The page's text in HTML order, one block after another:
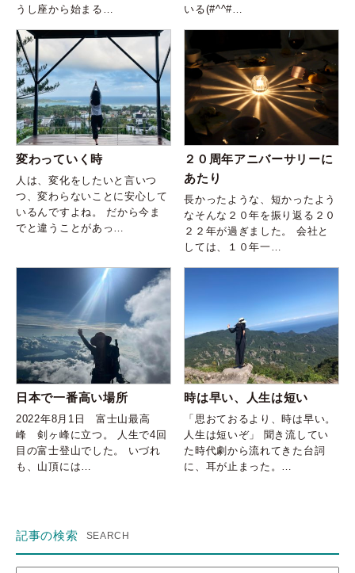
うし座から始まる…
いる(#^^#…
変わっていく時
人は、変化をしたいと言いつ
つ、変わらないことに安心して
いるんですよね。 だから今ま
でと違うことがあっ…
２０周年アニバーサリーに
あたり
長かったような、短かったよう
なそんな２０年を振り返る２０
２２年が過ぎました。 会社と
しては、１０年一…
日本で一番高い場所
2022年8月1日 富士山最高
峰 剣ヶ峰に立つ。 人生で4回
目の富士登山でした。 いづれ
も、山頂には…
時は早い、人生は短い
「思おておるより、時は早い。
人生は短いぞ」 聞き流してい
た時代劇から流れてきた台詞
に、耳が止まった。…
記事の検索